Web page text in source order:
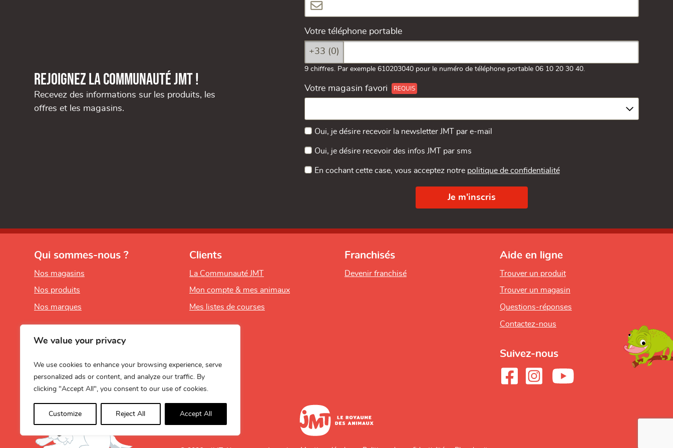
We value your privacy
We use cookies to enhance your browsing experience, serve
personalized ads or content, and analyze our traffic. By
clicking "Accept All", you consent to our use of cookies.
Customize Reject All Accept All
Rejoignez la communauté JMT !
Recevez des informations sur les produits, les
offres et les magasins.
Votre téléphone portable
+33 (0)
9 chiffres. Par exemple 610203040 pour le numéro de téléphone portable 06 10 20 30 40.
Votre magasin favori
Oui, je désire recevoir la newsletter JMT par e-mail
Oui, je désire recevoir des infos JMT par sms
En cochant cette case, vous acceptez notre politique de confidentialité
Qui sommes-nous ?
Nos magasins
Nos produits
Nos marques
Clients
La Communauté JMT
Mon compte & mes animaux
Mes listes de courses
Franchisés
Devenir franchisé
Aide en ligne
Trouver un produit
Trouver un magasin
Questions-réponses
Contactez-nous
Suivez-nous